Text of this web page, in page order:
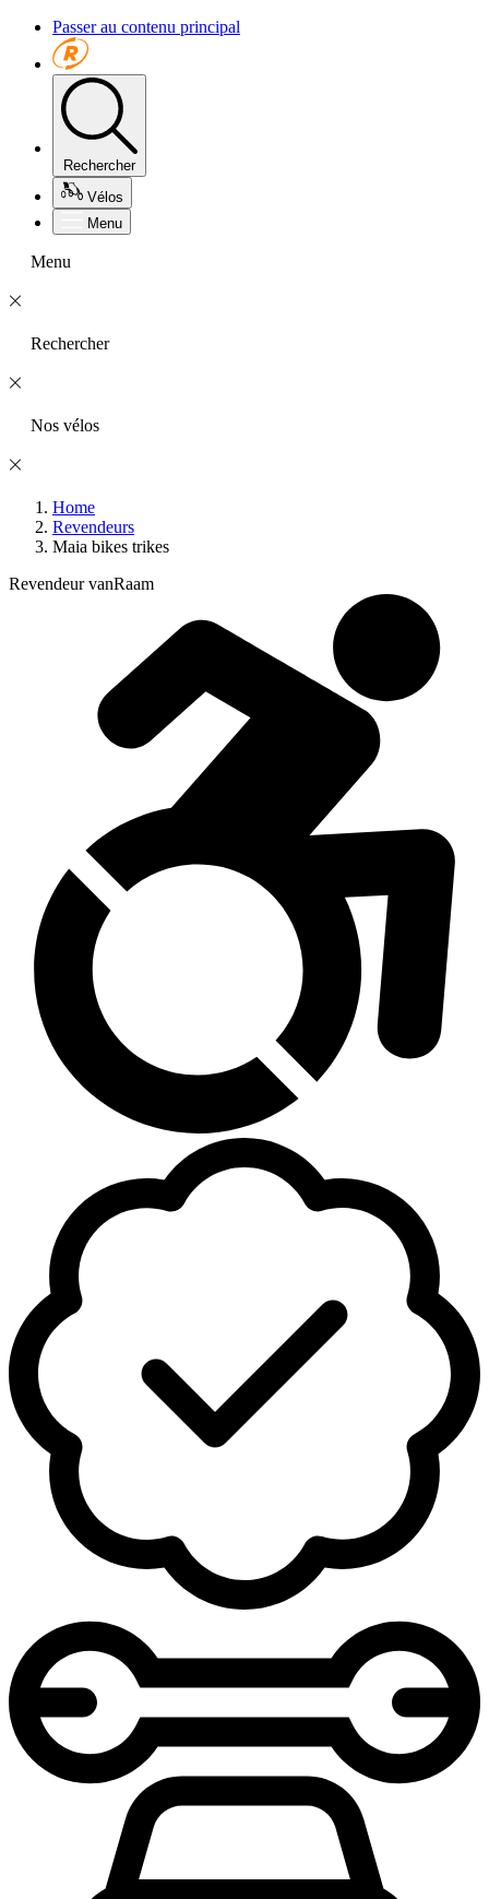
Passer au contenu principal
Rechercher
Vélos
Menu
Menu
Rechercher
Nos vélos
Home
Revendeurs
Maia bikes trikes
Revendeur vanRaam